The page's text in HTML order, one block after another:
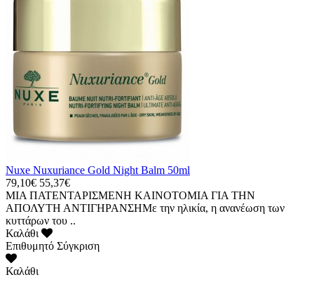
Nuxe Nuxuriance Gold Night Balm 50ml
79,10€ 55,37€
ΜΙΑ ΠΑΤΕΝΤΑΡΙΣΜΕΝΗ ΚΑΙΝΟΤΟΜΙΑ ΓΙΑ ΤΗΝ
ΑΠΟΛΥΤΗ ΑΝΤΙΓΗΡΑΝΣΗΜε την ηλικία, η ανανέωση των
κυττάρων του ..
Καλάθι
Επιθυμητό Σύγκριση
Καλάθι